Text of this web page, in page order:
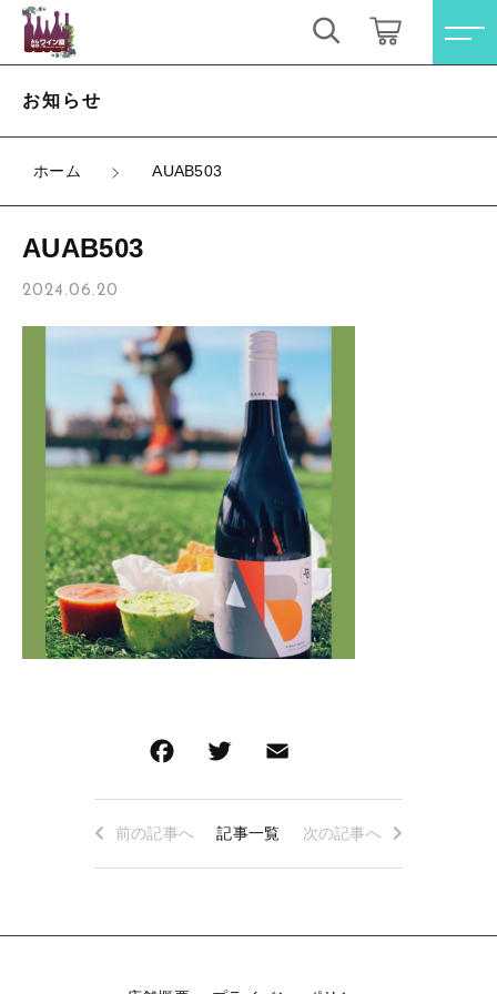
お知らせ
ホーム AUAB503
AUAB503
2024.06.20
前の記事へ 記事一覧 次の記事へ
ログイン / 会員登録
お気に入り
すべての商品
オレンジワイン
お買い得ワインセット
その他（クール便等）
スパークリングワイン
ロゼワイン
白ワイン
赤ワイン
その他（クール便等）
スパークリングワイン
ロゼワイン
白ワイン
赤ワイン
キーワード検索
こだわり検索
親カテゴリ
価格帯
～
その他
在庫あり セール
並び順